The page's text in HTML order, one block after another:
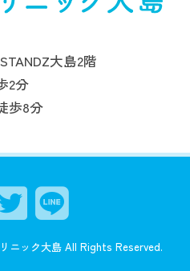
大島2階
2分
歩8分
ニック大島 All Rights Reserved.